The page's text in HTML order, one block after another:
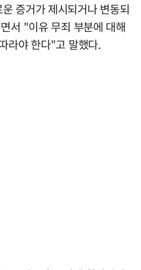
증거가 제시되거나 변동되
서 "이유 무죄 부분에 대해
라야 한다"고 말했다.